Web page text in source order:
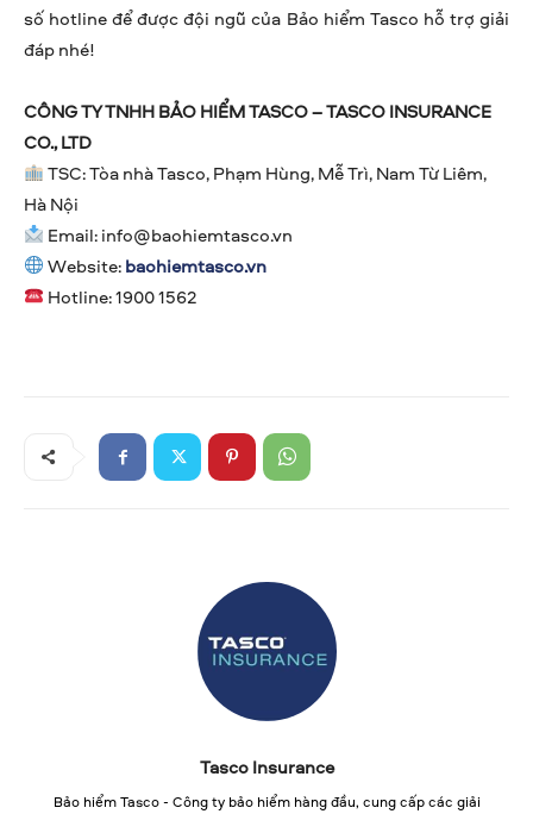
số hotline để được đội ngũ của Bảo hiểm Tasco hỗ trợ giải
đáp nhé!
CÔNG TY TNHH BẢO HIỂM TASCO – TASCO INSURANCE
CO., LTD
TSC: Tòa nhà Tasco, Phạm Hùng, Mễ Trì, Nam Từ Liêm,
Hà Nội
Email:info@baohiemtasco.vn
Website:baohiemtasco.vn
Hotline: 1900 1562
Tasco Insurance
Bảo hiểm Tasco - Công ty bảo hiểm hàng đầu, cung cấp các giải